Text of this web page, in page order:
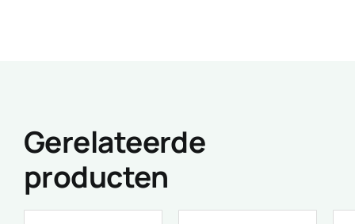
Gerelateerde
producten